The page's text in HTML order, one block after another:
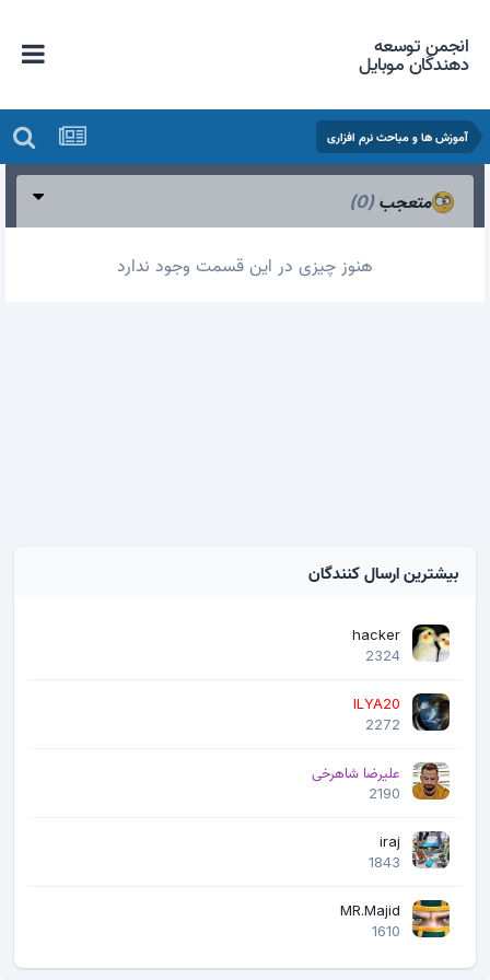
انجمن توسعه
دهندگان موبایل
آموزش ها و مباحث نرم افزاری
متعجب (0)
هنوز چیزی در این قسمت وجود ندارد
بیشترین ارسال کنندگان
hacker
2324
ILYA20
2272
علیرضا شاهرخی
2190
iraj
1843
MR.Majid
1610